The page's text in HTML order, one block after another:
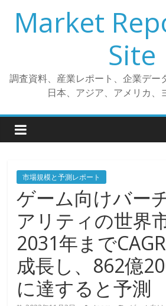
プ
Market
Site
調査資料、産業レポート、企業デー
日本、アジア、アメリカ、
市場規模と予測レポート
ゲーム向けバー
アリティの世界
2031年まで
成長し、862億
に達すると予測